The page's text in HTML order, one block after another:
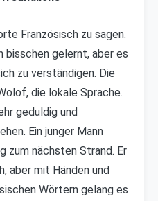
Französisch zu sagen.
bisschen gelernt, aber es
zu verständigen. Die
die lokale Sprache.
geduldig und
Ein junger Mann
zum nächsten Strand. Er
aber mit Händen und
Wörtern gelang es